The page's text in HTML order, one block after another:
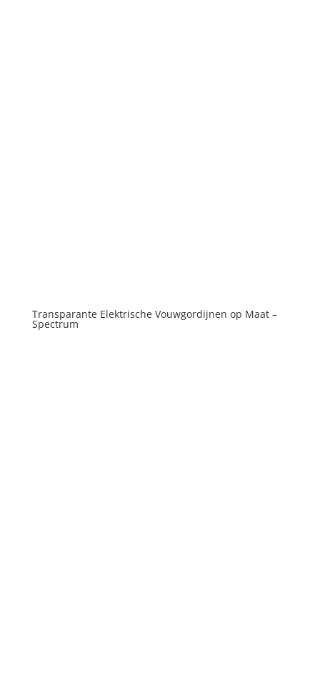
Transparante Elektrische Vouwgordijnen op Maat –
Spectrum